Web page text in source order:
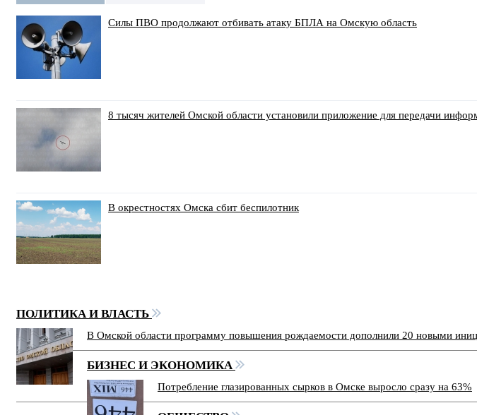
Силы ПВО продолжают отбивать атаку БПЛА на Омскую область
8 тысяч жителей Омской области установили приложение для передачи
В окрестностях Омска сбит беспилотник
ПОЛИТИКА И ВЛАСТЬ
В Омской области программу повышения рождаемости дополнили 20 новыми
БИЗНЕС И ЭКОНОМИКА
Потребление глазированных сырков в Омске выросло сразу на 63%